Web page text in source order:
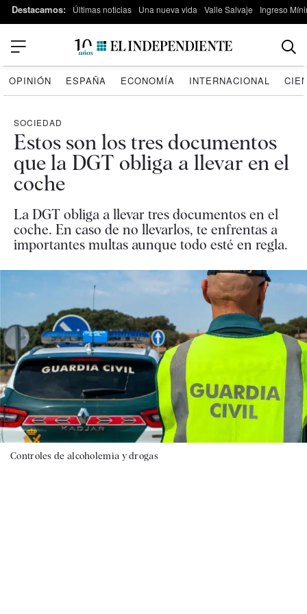
Destacamos: Últimas noticias Una nueva vida Valle Salvaje Ingreso
OPINIÓN ESPAÑA ECONOMÍA INTERNACIONAL
SOCIEDAD
Estos son los tres documentos
que la DGT obliga a llevar en el
coche
La DGT obliga a llevar tres documentos en el
coche. En caso de no llevarlos, te enfrentas a
importantes multas aunque todo esté en regla.
Controles de alcoholemia y drogas